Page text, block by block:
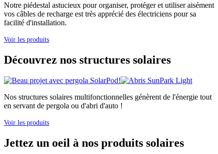
Notre piédestal astucieux pour organiser, protéger et utiliser aisément
vos câbles de recharge est très apprécié des électriciens pour sa
facilité d'installation.
Voir les produits
Découvrez nos structures solaires
Nos structures solaires multifonctionnelles génèrent de l'énergie tout
en servant de pergola ou d'abri d'auto !
Voir les produits
Jettez un oeil à nos produits solaires